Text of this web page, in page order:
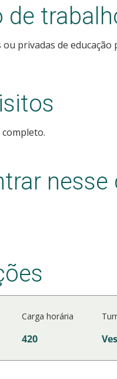
de
privadas de educação
nesse
Carga horária
420